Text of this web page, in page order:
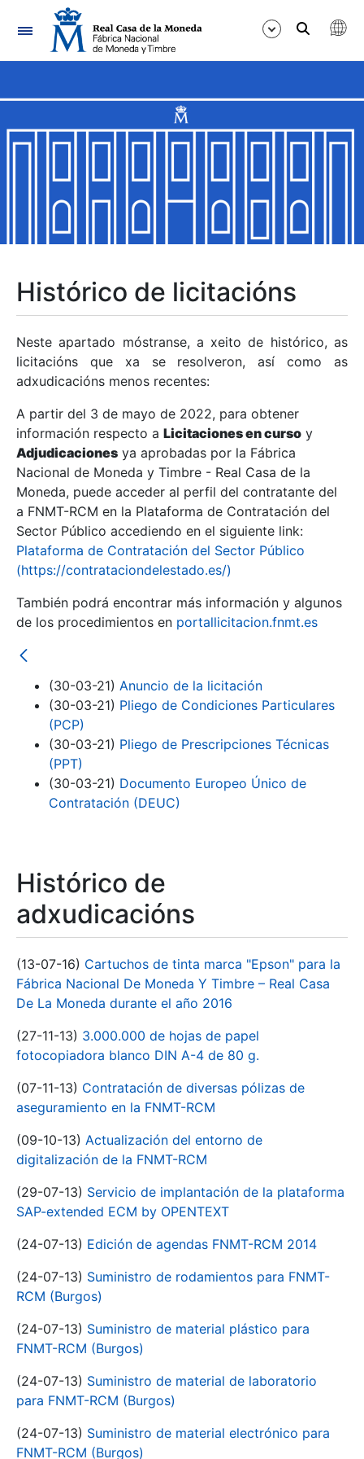
Navegación
Mostrar/Ocultar
Mostrar/Ocultar
Mostrar/Ocultar
Mostrar/Ocultar
Mostrar/Ocultar
Mostrar/Ocultar
Histórico de licitacións
Neste apartado móstranse, a xeito de histórico, as
licitacións que xa se resolveron, así como as
adxudicacións menos recentes:
A partir del 3 de mayo de 2022, para obtener
información respecto a Licitaciones en curso y
Adjudicaciones ya aprobadas por la Fábrica
Nacional de Moneda y Timbre - Real Casa de la
Moneda, puede acceder al perfil del contratante del
a FNMT-RCM en la Plataforma de Contratación del
Sector Público accediendo en el siguiente link:
Plataforma de Contratación del Sector Público
(https://contrataciondelestado.es/)
También podrá encontrar más información y algunos
de los procedimientos en portallicitacion.fnmt.es
(30-03-21) Anuncio de la licitación
(30-03-21) Pliego de Condiciones Particulares
(PCP)
(30-03-21) Pliego de Prescripciones Técnicas
(PPT)
(30-03-21) Documento Europeo Único de
Contratación (DEUC)
Histórico de
adxudicacións
(13-07-16) Cartuchos de tinta marca "Epson" para la
Fábrica Nacional De Moneda Y Timbre – Real Casa
De La Moneda durante el año 2016
(27-11-13) 3.000.000 de hojas de papel
fotocopiadora blanco DIN A-4 de 80 g.
(07-11-13) Contratación de diversas pólizas de
aseguramiento en la FNMT-RCM
(09-10-13) Actualización del entorno de
digitalización de la FNMT-RCM
(29-07-13) Servicio de implantación de la plataforma
SAP-extended ECM by OPENTEXT
(24-07-13) Edición de agendas FNMT-RCM 2014
(24-07-13) Suministro de rodamientos para FNMT-
RCM (Burgos)
(24-07-13) Suministro de material plástico para
FNMT-RCM (Burgos)
(24-07-13) Suministro de material de laboratorio
para FNMT-RCM (Burgos)
(24-07-13) Suministro de material electrónico para
FNMT-RCM (Burgos)